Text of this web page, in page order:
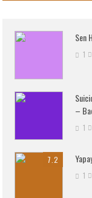
Sen
1
–
1
7.2
1